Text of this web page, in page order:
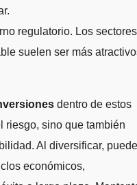
regulatorio. Los sectores
suelen ser más
dentro de estos
riesgo, sino que también
Al diversificar,
económicos,